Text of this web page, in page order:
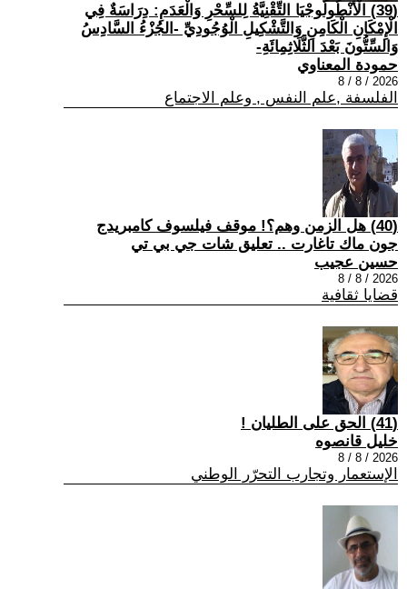
(39) الْأَنْطُولُوجْيَا التِّقْنِيَّةُ لِلسِّحْرِ وَالْعَدَمِ: دِرَاسَةٌ فِي
الْإِمْكَانِ الْكَامِنِ وَالتَّشْكِيلِ الْوُجُودِيِّ -الجُزْءُ السَّادِسُ
وَالسِّتُّونَ بَعْدَ الثَّلَاثِمِائَةِ-
حمودة المعناوي
2026 / 8 / 8
الفلسفة ,علم النفس , وعلم الاجتماع
(40) هل الزمن وهم؟! موقف فيلسوف كامبريدج
جون ماك تاغارت .. تعليق شات جي بي تي
حسين عجيب
2026 / 8 / 8
قضايا ثقافية
(41) الحق على الطليان !
خليل قانصوه
2026 / 8 / 8
الإستعمار وتجارب التحرّر الوطني